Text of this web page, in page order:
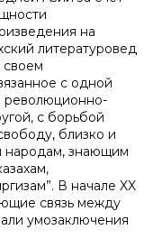
на
литературовед
с одной
революционно-
с борьбой
близко и
народам, знающим
В начале XX
связь между
умозаключения